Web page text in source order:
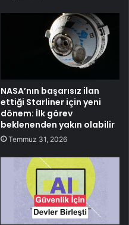
NASA’nın başarısız ilan
ettiği Starliner için yeni
dönem: İlk görev
beklenenden yakın olabilir
Temmuz 31, 2026